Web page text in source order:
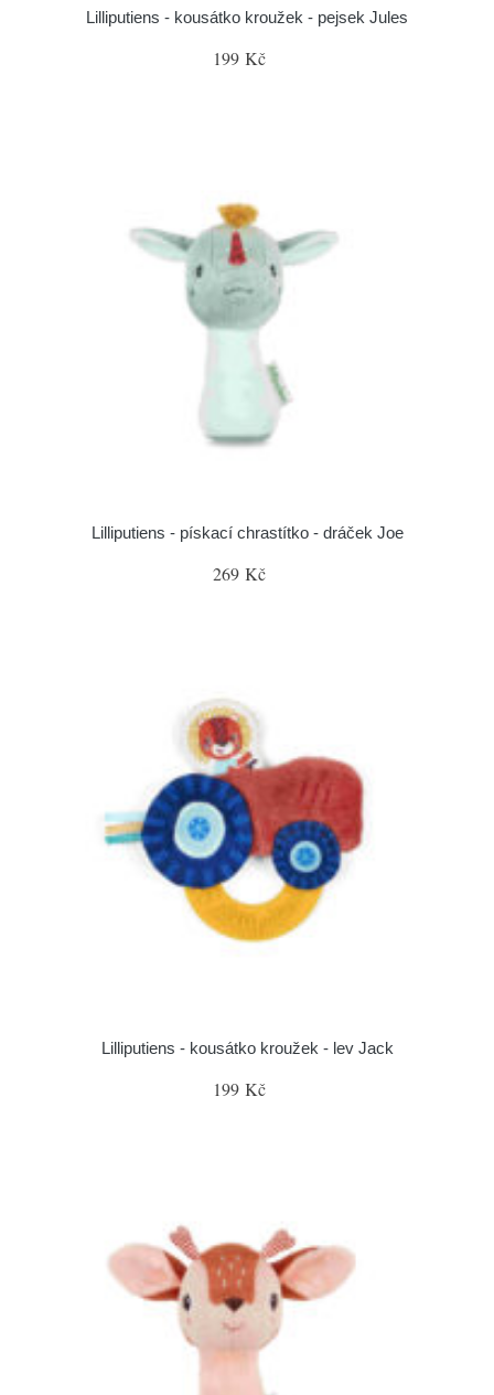
Lilliputiens - kousátko kroužek - pejsek Jules
199 Kč
Lilliputiens - pískací chrastítko - dráček Joe
269 Kč
Lilliputiens - kousátko kroužek - lev Jack
199 Kč